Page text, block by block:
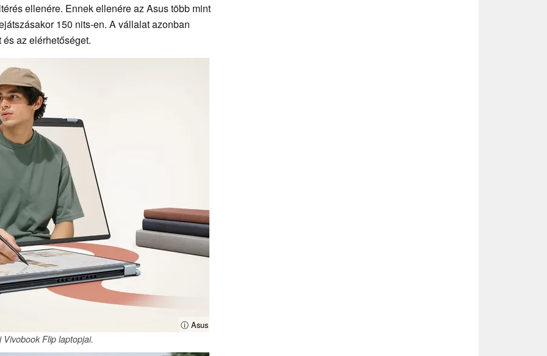
ellenére. Ennek ellenére az Asus több mint
150 nits-en. A vállalat azonban
az elérhetőséget.
ⓘ Asus
Vivobook Flip laptopjai.